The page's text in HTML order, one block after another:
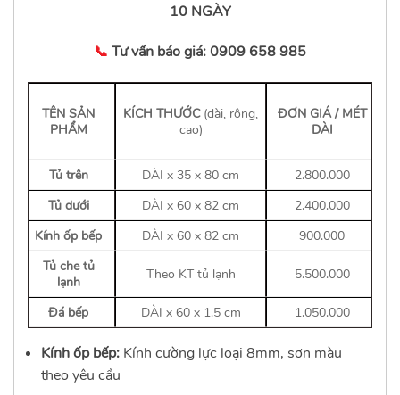
10 NGÀY
📞 Tư vấn báo giá:0909 658 985
TÊN SẢN
PHẨM
KÍCH THƯỚC (dài, rộng,
cao)
ĐƠN GIÁ / MÉT
DÀI
Tủ trên DÀI x 35 x 80 cm
2.800.000
Tủ dưới
DÀI x 60 x 82 cm
2.400.000
Kính ốp bếp
DÀI x 60 x 82 cm
900.000
Tủ che tủ
lạnh
Theo KT tủ lạnh 5.500.000
Đá bếp DÀI x 60 x 1.5 cm 1.050.000
Kính ốp bếp: Kính cường lực loại 8mm, sơn màu
theo yêu cầu